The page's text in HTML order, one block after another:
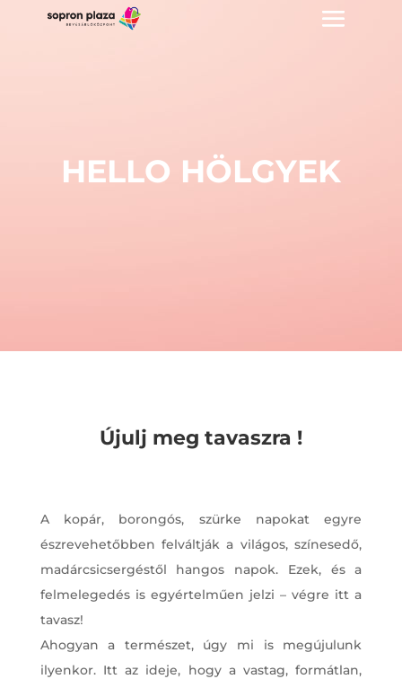
HELLO HÖLGYEK
Újulj meg tavaszra !
A kopár, borongós, szürke napokat egyre
észrevehetőbben felváltják a világos, színesedő,
madárcsicsergéstől hangos napok. Ezek, és a
felmelegedés is egyértelműen jelzi – végre itt a
tavasz!
Ahogyan a természet, úgy mi is megújulunk
ilyenkor. Itt az ideje, hogy a vastag, formátlan,